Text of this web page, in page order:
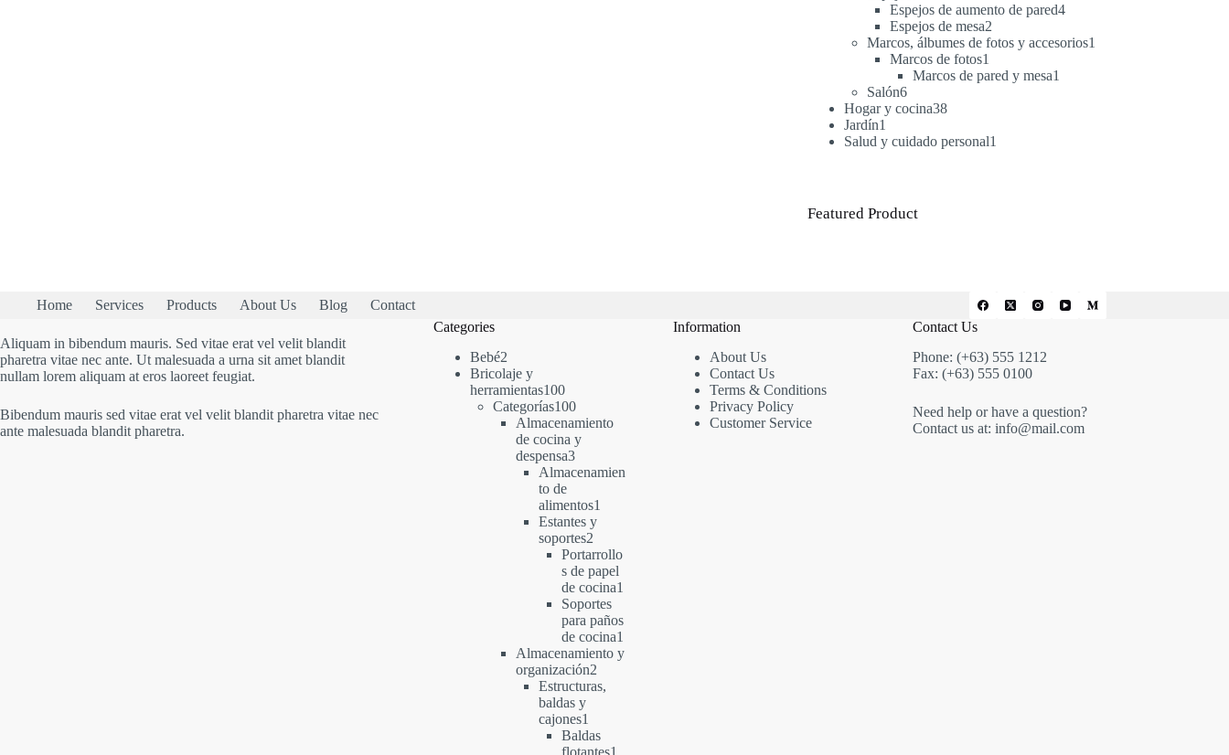
productos
Espejos de aumento de pared44
Espejos de mesa2
productos
Marcos, álbumes de fotos y accesorios1
Marcos de fotos1
producto
Marcos de pared y mesa1
Salón66
productos
Hogar y cocina3838
Jardín1
producto
Salud y cuidado personal1
Featured Product
Home Services Products About Us Blog Contact
Aliquam in bibendum mauris. Sed vitae erat vel velit blandit
pharetra vitae nec ante. Ut malesuada a urna sit amet blandit
nullam lorem aliquam at eros laoreet feugiat.
Bibendum mauris sed vitae erat vel velit blandit pharetra vitae nec
ante malesuada blandit pharetra.
Categories
Bebé22
productos
Bricolaje y
herramientas100100
productos
Categorías100100
productos
Almacenamiento
de cocina y
despensa33
productos
Almacenamien
to de
alimentos1
Estantes y
soportes22
productos
Portarrollo
s de papel
de cocina1
Soportes
para paños
de cocina1
producto
Almacenamiento y
organización22
productos
Estructuras,
baldas y
cajones1
producto
Baldas
flotantes1
Information
About Us
Contact Us
Terms & Conditions
Privacy Policy
Customer Service
Contact Us
Phone: (+63) 555 1212
Fax: (+63) 555 0100
Need help or have a question?
Contact us at: info@mail.com